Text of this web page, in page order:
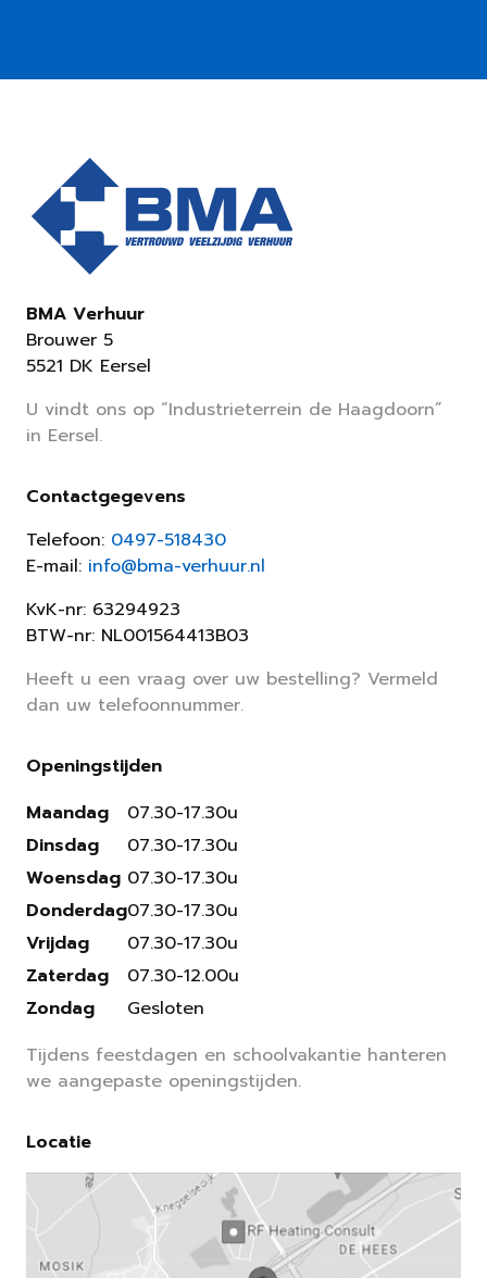
BMA Verhuur
Brouwer 5
5521 DK Eersel
U vindt ons op “Industrieterrein de Haagdoorn”
in Eersel.
Contactgegevens
Telefoon: 0497-518430
E-mail: info@bma-verhuur.nl
KvK-nr: 63294923
BTW-nr: NL001564413B03
Heeft u een vraag over uw bestelling? Vermeld
dan uw telefoonnummer.
Openingstijden
Maandag
Dinsdag
Woensdag
Donderdag
Vrijdag
Zaterdag
Zondag
07.30-17.30u
07.30-17.30u
07.30-17.30u
07.30-17.30u
07.30-17.30u
07.30-12.00u
Gesloten
Tijdens feestdagen en schoolvakantie hanteren
we aangepaste openingstijden.
Locatie